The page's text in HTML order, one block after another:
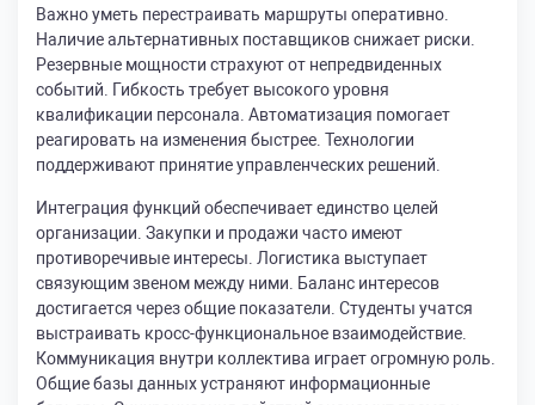
Важно уметь перестраивать маршруты оперативно.
Наличие альтернативных поставщиков снижает риски.
Резервные мощности страхуют от непредвиденных
событий. Гибкость требует высокого уровня
квалификации персонала. Автоматизация помогает
реагировать на изменения быстрее. Технологии
поддерживают принятие управленческих решений.
Интеграция функций обеспечивает единство целей
организации. Закупки и продажи часто имеют
противоречивые интересы. Логистика выступает
связующим звеном между ними. Баланс интересов
достигается через общие показатели. Студенты учатся
выстраивать кросс-функциональное взаимодействие.
Коммуникация внутри коллектива играет огромную роль.
Общие базы данных устраняют информационные